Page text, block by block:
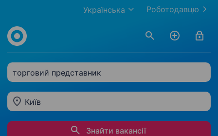
Роботодавцю
Українська
торговий представник
Київ
Знайти вакансії